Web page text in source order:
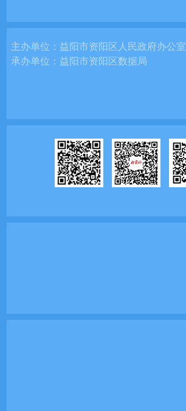
主办单位：益阳市资阳区人民政府办公室
承办单位：益阳市资阳区数据局